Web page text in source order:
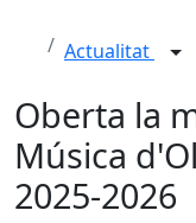
Actualitat
Oberta la
Música
2025-2026